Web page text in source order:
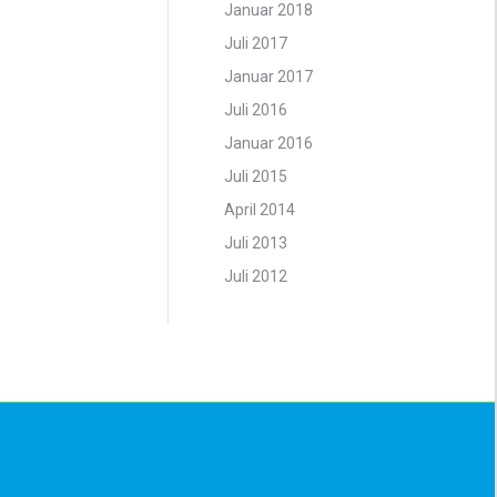
Januar 2018
Juli 2017
Januar 2017
Juli 2016
Januar 2016
Juli 2015
April 2014
Juli 2013
Juli 2012